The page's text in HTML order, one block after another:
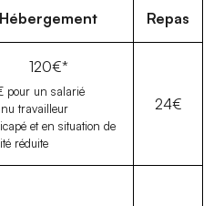
Hébergement Repas
120€*
pour un salarié
travailleur
et en situation de
réduite
24€